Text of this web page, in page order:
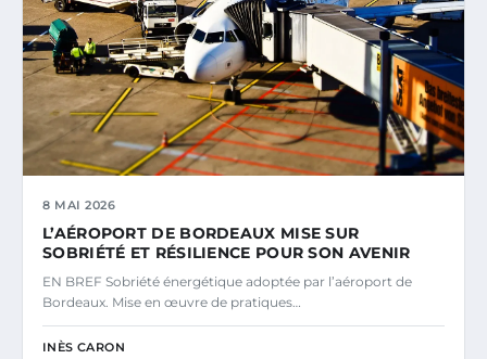
8 MAI 2026
L’AÉROPORT DE BORDEAUX MISE SUR
SOBRIÉTÉ ET RÉSILIENCE POUR SON AVENIR
EN BREF Sobriété énergétique adoptée par l’aéroport de
Bordeaux. Mise en œuvre de pratiques…
INÈS CARON